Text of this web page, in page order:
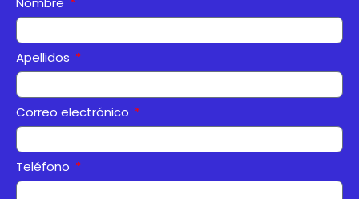
Apellidos
Correo electrónico
Teléfono